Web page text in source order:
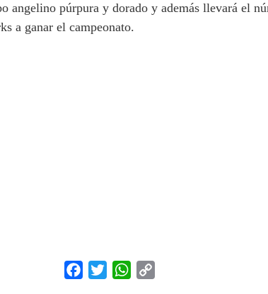
angelino púrpura y dorado y además llevará el
a ganar el campeonato.
Facebook
Twitter WhatsApp